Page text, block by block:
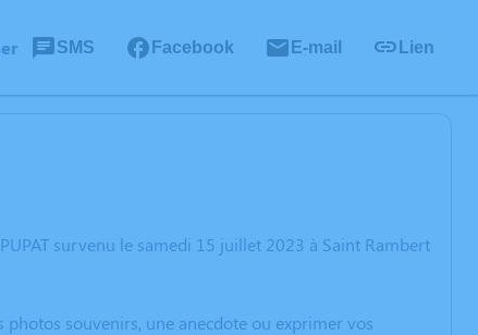
SMS Facebook E-mail Lien
survenu le samedi 15 juillet 2023 à Saint Rambert
souvenirs, une anecdote ou exprimer vos